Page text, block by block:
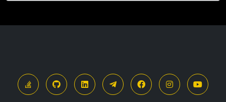
Ми створюємо прості таефективні ІТ-рішення